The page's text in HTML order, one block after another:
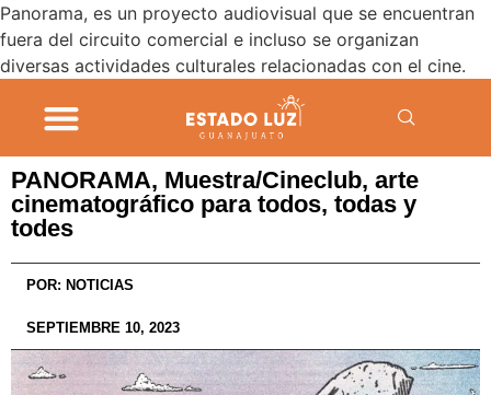
Panorama, es un proyecto audiovisual que se encuentran
fuera del circuito comercial e incluso se organizan
diversas actividades culturales relacionadas con el cine.
PANORAMA, Muestra/Cineclub, arte
cinematográfico para todos, todas y
todes
POR: NOTICIAS
SEPTIEMBRE 10, 2023